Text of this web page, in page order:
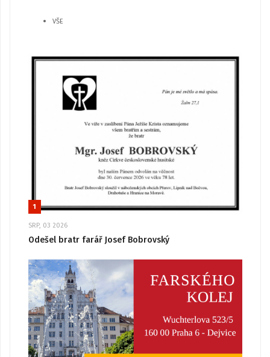
VŠE
1
SRP, 03 2026
Odešel bratr farář Josef Bobrovský